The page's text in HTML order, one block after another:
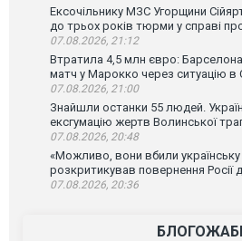
Ексочільнику МЗС Угорщини
до трьох років тюрми у справі
07.08.2026, 21:12
Втратила 4,5 млн євро:
матч у Марокко через ситуацію в
07.08.2026, 21:00
Знайшли останки 55 людей.
ексгумацію жертв Волинської
07.08.2026, 20:48
«Можливо, вони вбили
розкритикував повернення Росії
07.08.2026, 20:36